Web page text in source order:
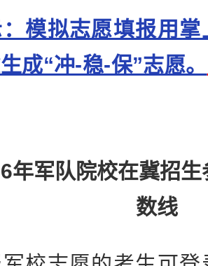
模拟志愿填报用
成“冲-稳-保”志愿。
年军队院校在冀招
数线